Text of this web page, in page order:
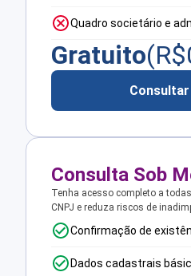
Quadro societário e
Gratuito(R$
Consulta Sob
Tenha acesso completo a
CNPJ e reduza riscos de
Confirmação de
Dados cadastrais